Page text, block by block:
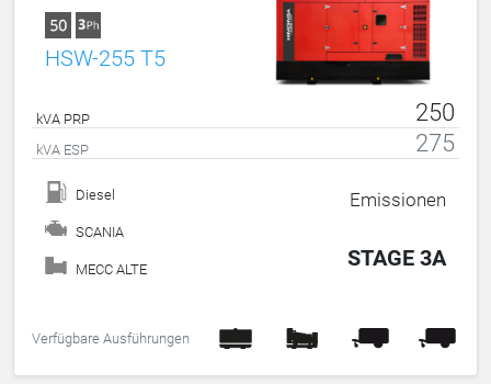
HSW-255 T5
kVA PRP 250
kVA ESP 275
Diesel
SCANIA
MECC ALTE
Emissionen
STAGE 3A
Verfügbare Ausführungen